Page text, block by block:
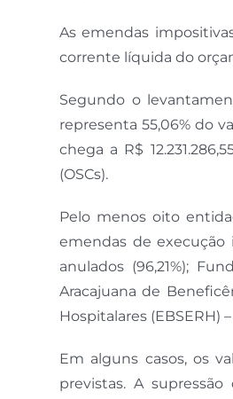
As emendas
corrente líquida do
Segundo o
representa 55,06% do
chega a R$
(OSCs).
Pelo menos oito
emendas de execução
anulados (96,21%);
Aracajuana de
Hospitalares (EBSERH)
Em alguns casos, os
previstas. A